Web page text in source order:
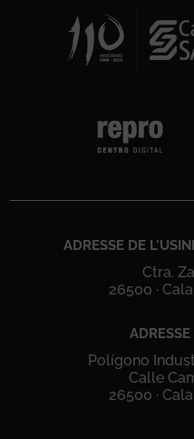
ADRESSE DE
Ctra.
26500 ·
Polígono
Calle
26500 ·